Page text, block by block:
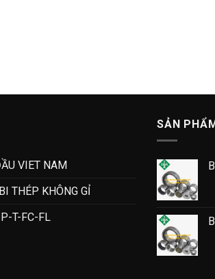
VIET NAM
THÉP KHÔNG GỈ
T-FC-FL
SẢN